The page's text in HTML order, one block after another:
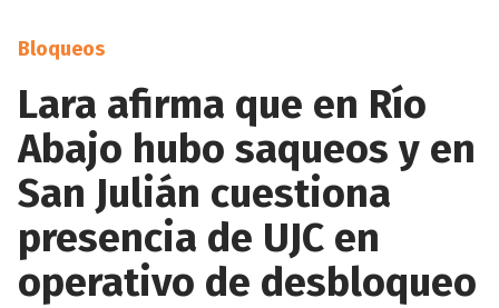
Bloqueos
Lara afirma que en Río
Abajo hubo saqueos y en
San Julián cuestiona
presencia de UJC en
operativo de desbloqueo